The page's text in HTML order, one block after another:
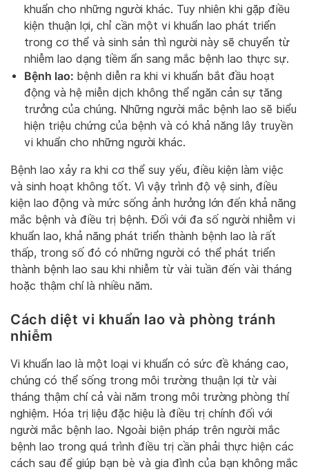
khuẩn cho những người khác. Tuy nhiên khi gặp điều
kiện thuận lợi, chỉ cần một vi khuẩn lao phát triển
trong cơ thể và sinh sản thì người này sẽ chuyển từ
nhiễm lao dạng tiềm ẩn sang mắc bệnh lao thực sự.
Bệnh lao: bệnh diễn ra khi vi khuẩn bắt đầu hoạt
động và hệ miễn dịch không thể ngăn cản sự tăng
trưởng của chúng. Những người mắc bệnh lao sẽ biểu
hiện triệu chứng của bệnh và có khả năng lây truyền
vi khuẩn cho những người khác.
Bệnh lao xảy ra khi cơ thể suy yếu, điều kiện làm việc
và sinh hoạt không tốt. Vì vậy trình độ vệ sinh, điều
kiện lao động và mức sống ảnh hưởng lớn đến khả năng
mắc bệnh và điều trị bệnh. Đối với đa số người nhiễm vi
khuẩn lao, khả năng phát triển thành bệnh lao là rất
thấp, trong số đó có những người có thể phát triển
thành bệnh lao sau khi nhiễm từ vài tuần đến vài tháng
hoặc thậm chí là nhiều năm.
Cách diệt vi khuẩn lao và phòng tránh
nhiễm
Vi khuẩn lao là một loại vi khuẩn có sức đề kháng cao,
chúng có thể sống trong môi trường thuận lợi từ vài
tháng thậm chí cả vài năm trong môi trường phòng thí
nghiệm. Hóa trị liệu đặc hiệu là điều trị chính đối với
người mắc bệnh lao. Ngoài biện pháp trên người mắc
bệnh lao trong quá trình điều trị cần phải thực hiện các
cách sau để giúp bạn bè và gia đình của bạn không mắc